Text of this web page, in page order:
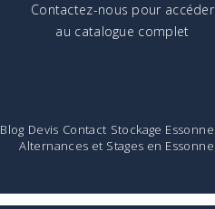
Contactez-nous pour accéder
au catalogue complet
Blog Devis Contact Stockage Essonne
Alternances et Stages en Essonne